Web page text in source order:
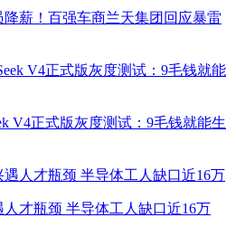
薪！百强车商兰天集团回应暴雷
V4正式版灰度测试：9毛钱就能生
才瓶颈 半导体工人缺口近16万